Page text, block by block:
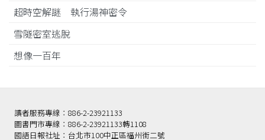
超時空解謎 執行湯神密令
雪隧密室逃脫
想像一百年
讀者服務專線：886-2-23921133
圖書門市專線：886-2-23921133轉1108
國語日報社址：台北市100中正區福州街二號